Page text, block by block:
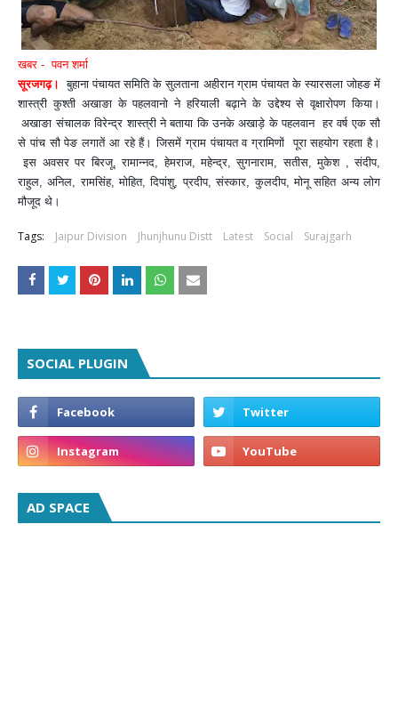
खबर - पवन शर्मा
सूरजगढ़। बुहाना पंचायत समिति केसुलताना अहीरान ग्रामपंचायत के स्यारसला जोहङ में
शास्त्री कुश्ती अखाङा के पहलवानो ने हरियाली बढ़ाने के उद्देश्य से वृक्षारोपण किया।
अखाङा संचालक विरेन्द्र शास्त्री ने बताया कि उनके अखाड़े के पहलवानहर वर्ष एक सौ
से पांच सौपेङ लगातें आ रहे हैं। जिसमें ग्राम पंचायत वग्रामिणों पूरा सहयोग रहता है।
इस अवसर पर बिरजू, रामान्नद, हेमराज, महेन्द्र, सुगनाराम, सतीस, मुकेश , संदीप,
राहुल, अनिल, रामसिंह, मोहित, दिपांशु, प्रदीप, संस्कार, कुलदीप, मोनू सहित अन्य लोग
मौजूद थे।
Tags: Jaipur Division Jhunjhunu Distt Latest Social Surajgarh
SOCIAL PLUGIN
AD SPACE